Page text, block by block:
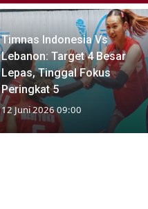
Timnas Indonesia Vs
Lebanon: Target 4 Besar
Lepas, Tinggal Fokus
Peringkat 5
12 Juni 2026 09:00